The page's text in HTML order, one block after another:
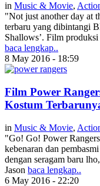
in Music & Movie,
"Not just another day at
terbaru yang dibintangi
Shallows’. Film
baca lengkap..
8 May 2016 - 18:59
Film Power
Kostum
in Music & Movie,
"Go! Go! Power
kebenaran dan
dengan seragam baru
Jason baca lengkap..
6 May 2016 - 22:20